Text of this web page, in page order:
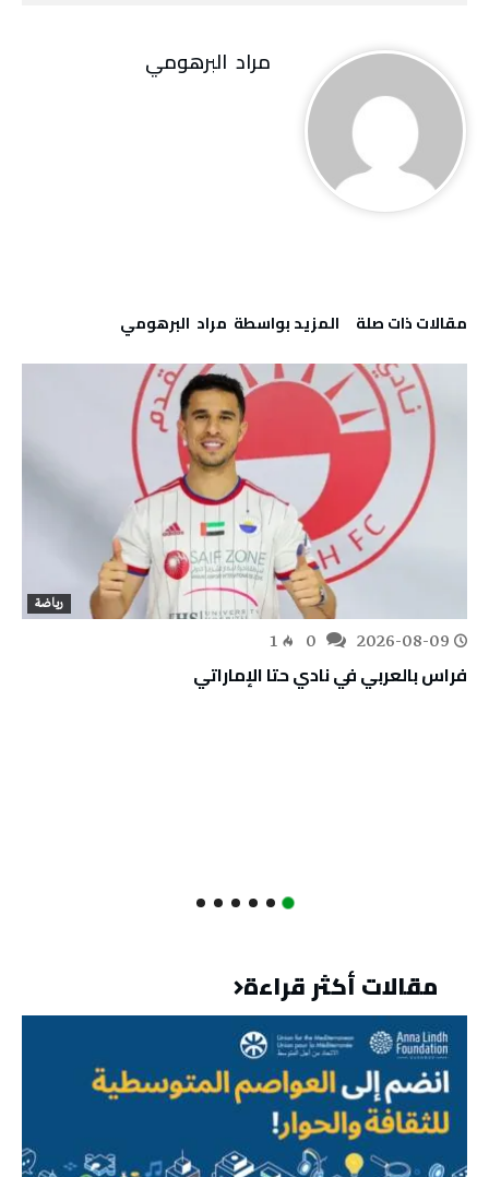
مراد‭ ‬ البرهومي
‫مقالات ذات صلة‬ ‫‫المزيد بواسطة‬ ‬ مراد‭ ‬ البرهومي
رياضة
2026-08-09
1
فراس بالعربي في نادي حتا الإماراتي
مقالات أكثر قراءة